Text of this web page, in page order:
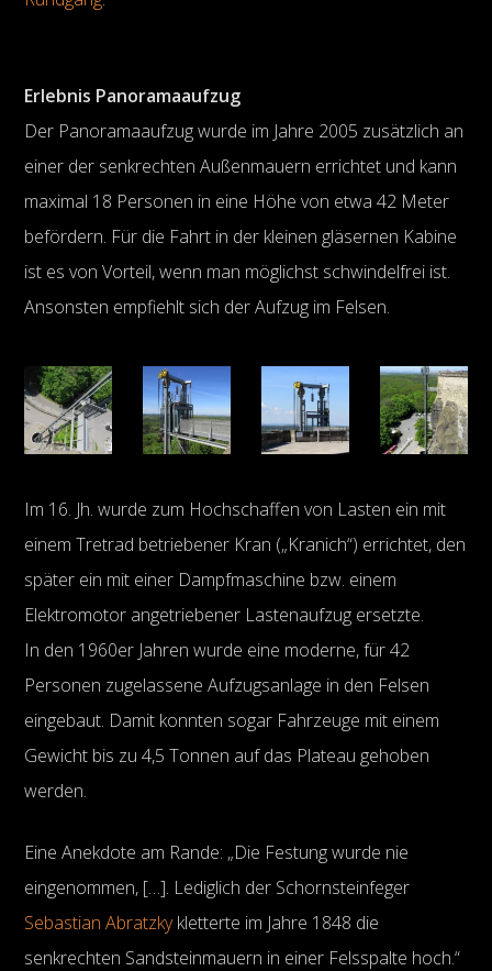
Erlebnis Panoramaaufzug
Der Panoramaaufzug wurde im Jahre 2005 zusätzlich an
einer der senkrechten Außenmauern errichtet und kann
maximal 18 Personen in eine Höhe von etwa 42 Meter
befördern. Für die Fahrt in der kleinen gläsernen Kabine
ist es von Vorteil, wenn man möglichst schwindelfrei ist.
Ansonsten empfiehlt sich der Aufzug im Felsen.
Im 16. Jh. wurde zum Hochschaffen von Lasten ein mit
einem Tretrad betriebener Kran („Kranich“) errichtet, den
später ein mit einer Dampfmaschine bzw. einem
Elektromotor angetriebener Lastenaufzug ersetzte.
In den 1960er Jahren wurde eine moderne, für 42
Personen zugelassene Aufzugsanlage in den Felsen
eingebaut. Damit konnten sogar Fahrzeuge mit einem
Gewicht bis zu 4,5 Tonnen auf das Plateau gehoben
werden.
Eine Anekdote am Rande: „Die Festung wurde nie
eingenommen, […]. Lediglich der Schornsteinfeger
Sebastian Abratzkykletterte im Jahre 1848 die
senkrechten Sandsteinmauern in einer Felsspalte hoch.“